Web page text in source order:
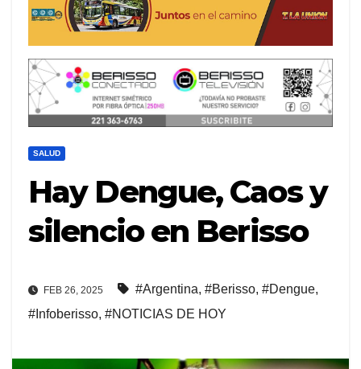
SALUD
Hay Dengue, Caos y
silencio en Berisso
FEB 26, 2025 #Argentina, #Berisso, #Dengue,
#Infoberisso, #NOTICIAS DE HOY